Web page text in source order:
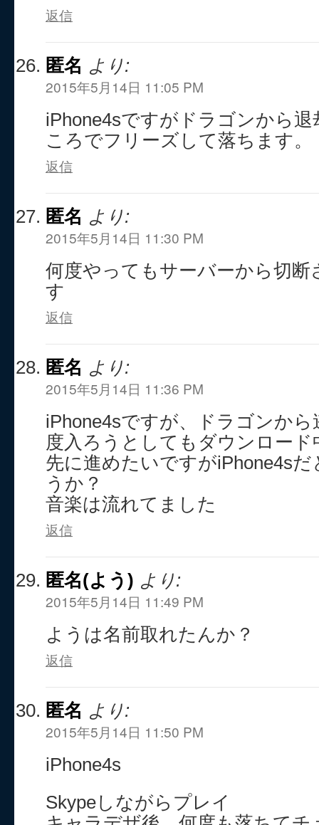
返信
匿名 より:
2015年5月14日 11:05 PM
iPhone4sですがドラゴンから
ころでフリーズして落ちます。
返信
匿名 より:
2015年5月14日 11:30 PM
何度やってもサーバーから切
す
返信
匿名 より:
2015年5月14日 11:36 PM
iPhone4sですが、ドラゴンか
度入ろうとしてもダウンロー
先に進めたいですがiPhone4s
うか？
音楽は流れてました
返信
匿名(よう) より:
2015年5月14日 11:49 PM
ようは名前取れたんか？
返信
匿名 より:
2015年5月14日 11:50 PM
iPhone4s
Skypeしながらプレイ